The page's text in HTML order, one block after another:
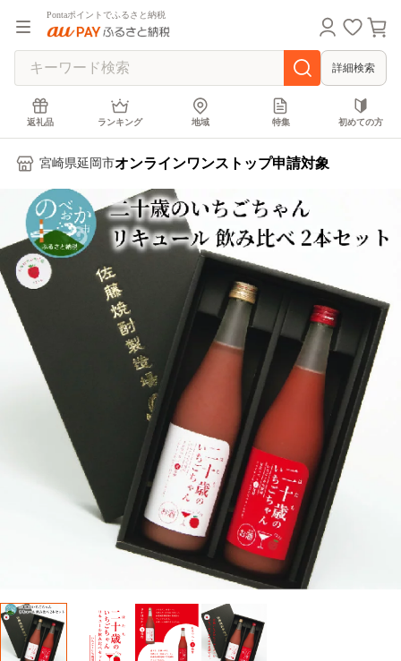
Pontaポイントでふるさと納税
詳細検索
返礼品 ランキング 地域 特集 初めての方
宮崎県延岡市オンラインワンストップ申請対象